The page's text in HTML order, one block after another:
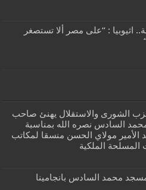
اثيوبيا : “على مصر ألا تستصغر
الشورى والاستقلال يهنئ صاحب
محمد السادس نصره الله بمناسبة
الأمير مولاي الحسن منسقا لمكاتب
المسلحة الملكية
محمد السادس بانجامينا